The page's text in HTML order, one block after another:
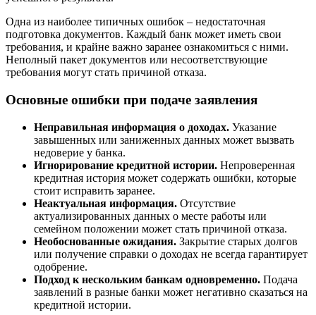
Одна из наиболее типичных ошибок – недостаточная
подготовка документов. Каждый банк может иметь свои
требования, и крайне важно заранее ознакомиться с ними.
Неполный пакет документов или несоответствующие
требования могут стать причиной отказа.
Основные ошибки при подаче заявления
Неправильная информация о доходах. Указание
завышенных или заниженных данных может вызвать
недоверие у банка.
Игнорирование кредитной истории. Непроверенная
кредитная история может содержать ошибки, которые
стоит исправить заранее.
Неактуальная информация. Отсутствие
актуализированных данных о месте работы или
семейном положении может стать причиной отказа.
Необоснованные ожидания. Закрытие старых долгов
или получение справки о доходах не всегда гарантирует
одобрение.
Подход к нескольким банкам одновременно. Подача
заявлений в разные банки может негативно сказаться на
кредитной истории.